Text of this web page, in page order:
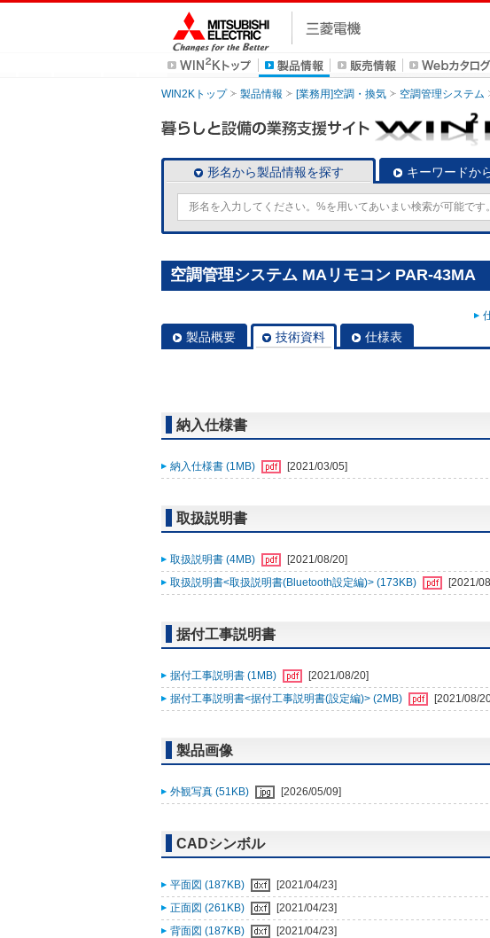
WIN2Kトップ 製品情報 [業務用]空調・換気 空調管理システム
形名から製品情報を探す キーワードか
空調管理システム MAリモコン PAR-43MA
製品概要 技術資料 仕様表
納入仕様書
納入仕様書 (1MB) [2021/03/05]
取扱説明書
取扱説明書 (4MB)
[2021/08/20]
取扱説明書<取扱説明書(Bluetooth設定編)> (173KB)
[2021/
据付工事説明書
据付工事説明書 (1MB)
[2021/08/20]
据付工事説明書<据付工事説明書(設定編)> (2MB)
[2021/08/
製品画像
外観写真 (51KB) [2026/05/09]
CADシンボル
平面図 (187KB)
[2021/04/23]
正面図 (261KB)
[2021/04/23]
背面図 (187KB)
[2021/04/23]